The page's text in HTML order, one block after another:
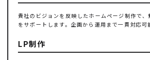
貴社のビジョンを反映したホームページ制作で
をサポートします。企画から運用まで一貫対応可
LP制作